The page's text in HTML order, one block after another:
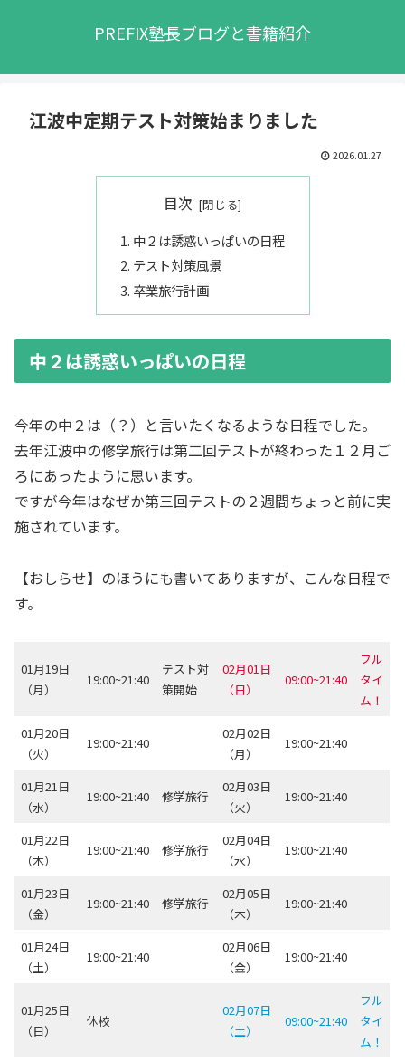
PREFIX塾長ブログと書籍紹介
江波中定期テスト対策始まりました
2026.01.27
目次
中２は誘惑いっぱいの日程
テスト対策風景
卒業旅行計画
中２は誘惑いっぱいの日程
今年の中２は（？）と言いたくなるような日程でした。
去年江波中の修学旅行は第二回テストが終わった１２月ご
ろにあったように思います。
ですが今年はなぜか第三回テストの２週間ちょっと前に実
施されています。
【おしらせ】のほうにも書いてありますが、こんな日程で
す。
01月19日
（月）
19:00~21:40
テスト対
策開始
02月01日
（日）
09:00~21:40
フル
タイ
ム！
01月20日
（火）
19:00~21:40
02月02日
（月）
19:00~21:40
01月21日
（水）
19:00~21:40 修学旅行
02月03日
（火）
19:00~21:40
01月22日
（木）
19:00~21:40 修学旅行
02月04日
（水）
19:00~21:40
01月23日
（金）
19:00~21:40 修学旅行
02月05日
（木）
19:00~21:40
01月24日
（土）
19:00~21:40
02月06日
（金）
19:00~21:40
01月25日
（日）
休校
02月07日
（土）
09:00~21:40
フル
タイ
ム！